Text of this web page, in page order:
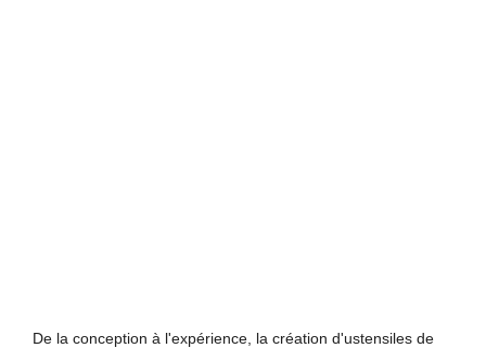
De la conception à l'expérience, la création d'ustensiles de